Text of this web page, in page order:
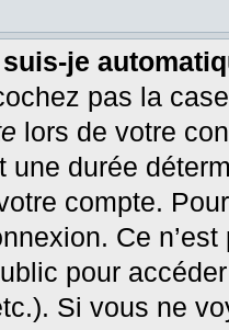
je
pas la
lors de votre
une durée
compte.
Ce
pour
Si vous ne